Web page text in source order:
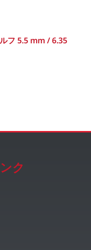
フ 5.5 mm / 6.35
ク